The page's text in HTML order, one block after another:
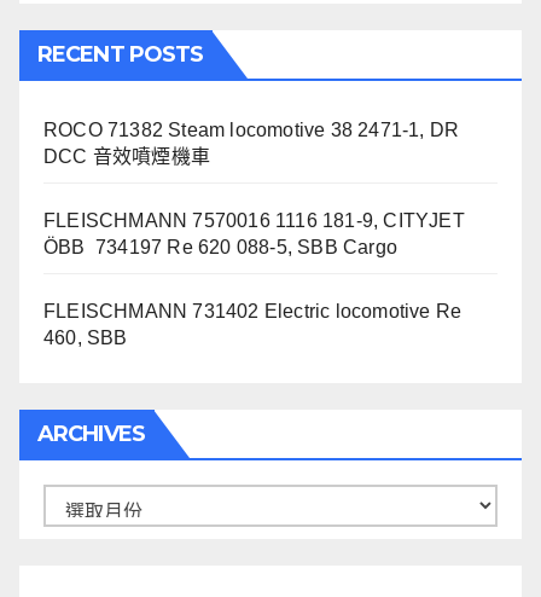
RECENT POSTS
ROCO 71382 Steam locomotive 38 2471-1, DR
DCC 音效噴煙機車
FLEISCHMANN 7570016 1116 181-9, CITYJET
ÖBB 734197 Re 620 088-5, SBB Cargo
FLEISCHMANN 731402 Electric locomotive Re
460, SBB
ARCHIVES
Archives